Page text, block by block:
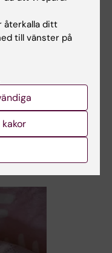
skador i
såväl funktionen
öar som
och
forskare från
återkalla ditt
till vänster på